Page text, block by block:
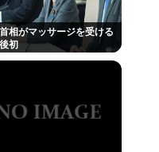
、身長無し、知能無
無し、やる気無し
58） 『金正恩氏』と
相がマッサージを受ける
初